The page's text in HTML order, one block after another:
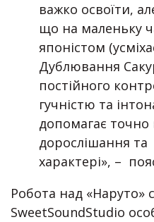
важко освоїти,
що на маленьку
японістом
Дублювання
постійного
гучністю та
допомагає точно
дорослішання та
характері», –
Робота над «Наруто»
SweetSoundStudio